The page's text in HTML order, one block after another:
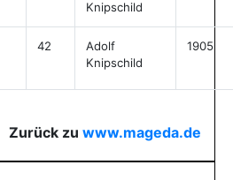
Knipschild
42
Adolf
Knipschild
1905
Zurück zu www.mageda.de